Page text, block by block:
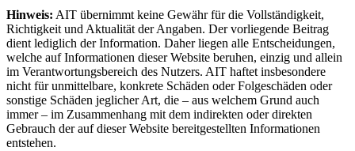
Hinweis: AIT übernimmt keine Gewähr für die Vollständigkeit,
Richtigkeit und Aktualität der Angaben. Der vorliegende Beitrag
dient lediglich der Information. Daher liegen alle Entscheidungen,
welche auf Informationen dieser Website beruhen, einzig und allein
im Verantwortungsbereich des Nutzers. AIT haftet insbesondere
nicht für unmittelbare, konkrete Schäden oder Folgeschäden oder
sonstige Schäden jeglicher Art, die – aus welchem Grund auch
immer – im Zusammenhang mit dem indirekten oder direkten
Gebrauch der auf dieser Website bereitgestellten Informationen
entstehen.